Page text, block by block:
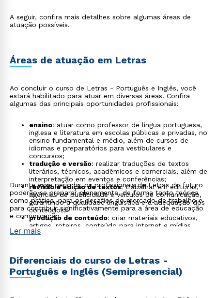
A seguir, confira mais detalhes sobre algumas áreas de
atuação possíveis.
Áreas de atuação em Letras
Ao concluir o curso de Letras - Português e Inglês, você
estará habilitado para atuar em diversas áreas. Confira
algumas das principais oportunidades profissionais:
ensino: atuar como professor de língua portuguesa,
inglesa e literatura em escolas públicas e privadas, no
ensino fundamental e médio, além de cursos de
idiomas e preparatórios para vestibulares e
concursos;
tradução e versão: realizar traduções de textos
literários, técnicos, acadêmicos e comerciais, além de
interpretação em eventos e conferências;
revisão e edição de textos: trabalhar em editoras,
agências de publicidade e veículos de comunicação,
garantindo a qualidade linguística e a adequação dos
conteúdos;
produção de conteúdo: criar materiais educativos,
artigos, roteiros, conteúdo para internet e mídias
sociais;
contribuindo para o avanço do conhecimento
científico.
Durante esse período, os profissionais de Letras do futuro
poderão se preparar plenamente, de forma tanto teórica
como prática, para os desafios do mercado de trabalho e
para contribuir significativamente para a área de educação
e comunicação.
Ler mais
Diferenciais do curso de Letras -
Português e Inglês (Semipresencial)